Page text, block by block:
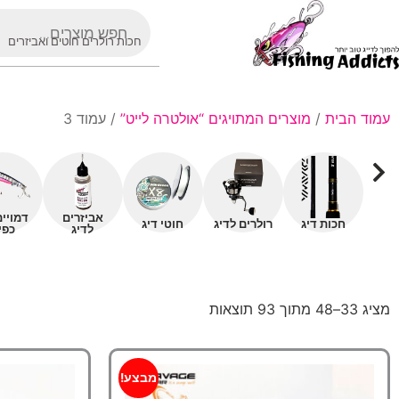
חכות רולרים חוטים ואביזרים
עמוד הבית / מוצרים המתויגים “אולטרה לייט” / עמוד 3
חכות דיג רולרים לדיג חוטי דיג
אביזרים
לדיג
מציג 33–48 מתוך 93 תוצאות
מבצע!